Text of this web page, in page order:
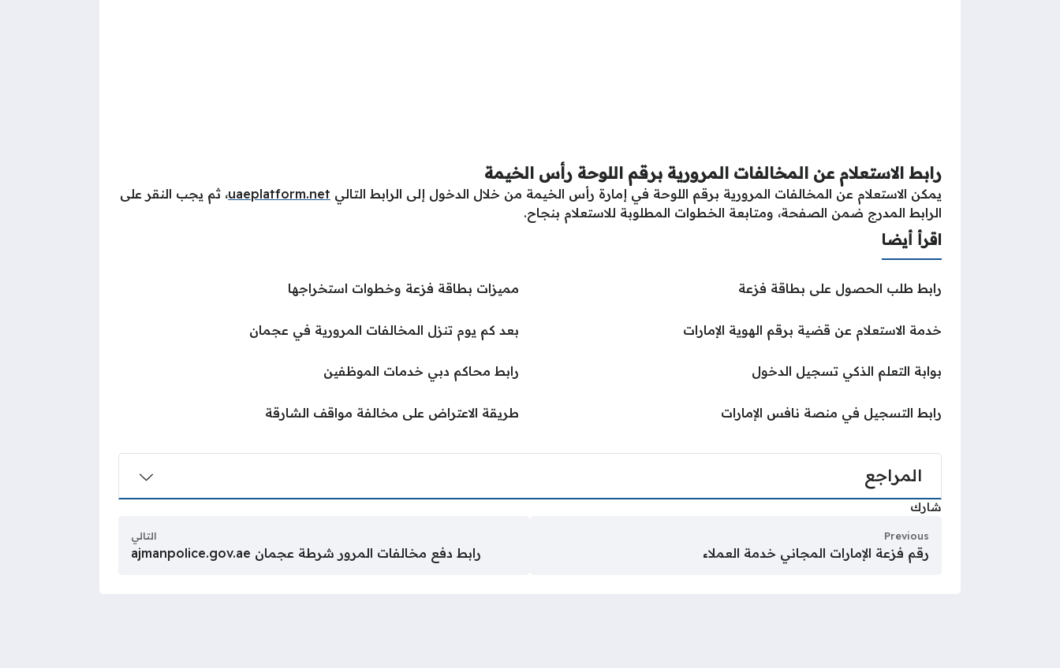
رابط الاستعلام عن المخالفات المرورية برقم اللوحة رأس الخيمة
يمكن الاستعلام عن المخالفات المرورية برقم اللوحة في إمارة رأس الخيمة من خلال الدخول إلى الرابط التالي uaeplatform.net، ثم يجب النقر على
الرابط المدرج ضمن الصفحة، ومتابعة الخطوات المطلوبة للاستعلام بنجاح.
اقرأ أيضا
رابط طلب الحصول على بطاقة فزعة مميزات بطاقة فزعة وخطوات استخراجها
خدمة الاستعلام عن قضية برقم الهوية الإمارات بعد كم يوم تنزل المخالفات المرورية في عجمان
بوابة التعلم الذكي تسجيل الدخول رابط محاكم دبي خدمات الموظفين
رابط التسجيل في منصة نافس الإمارات طريقة الاعتراض على مخالفة مواقف الشارقة
المراجع
شارك
Previous
رقم فزعة الإمارات المجاني خدمة العملاء
التالي
رابط دفع مخالفات المرور شرطة عجمان ajmanpolice.gov.ae